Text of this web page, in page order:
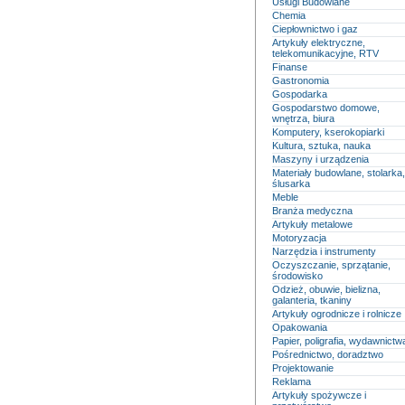
Chemia
Ciepłownictwo i gaz
Artykuły elektryczne,
telekomunikacyjne, RTV
Finanse
Gastronomia
Gospodarka
Gospodarstwo domowe,
wnętrza, biura
Komputery, kserokopiarki
Kultura, sztuka, nauka
Maszyny i urządzenia
Materiały budowlane, stolarka,
ślusarka
Meble
Branża medyczna
Artykuły metalowe
Motoryzacja
Narzędzia i instrumenty
Oczyszczanie, sprzątanie,
środowisko
Odzież, obuwie, bielizna,
galanteria, tkaniny
Artykuły ogrodnicze i rolnicze
Opakowania
Papier, poligrafia,
Pośrednictwo, doradztwo
Projektowanie
Reklama
Artykuły spożywcze i